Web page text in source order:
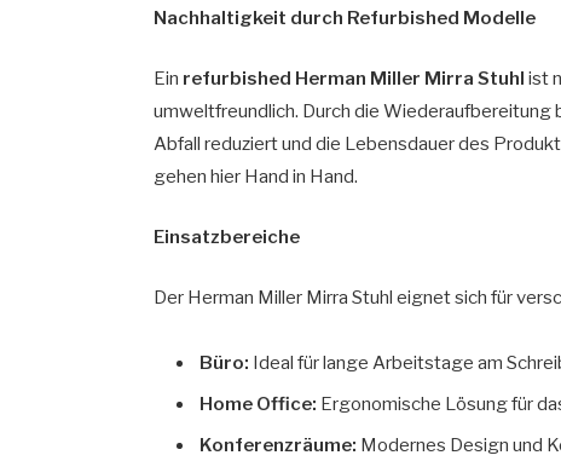
Nachhaltigkeit durch Refurbished Modelle
Ein refurbished Herman Miller Mirra Stuhl ist
umweltfreundlich. Durch die
Abfall reduziert und die Lebensdauer des
gehen hier Hand in Hand.
Einsatzbereiche
Der Herman Miller Mirra Stuhl eignet sich für
Büro: Ideal für lange Arbeitstage am
Home Office: Ergonomische Lösung für
Konferenzräume: Modernes Design und